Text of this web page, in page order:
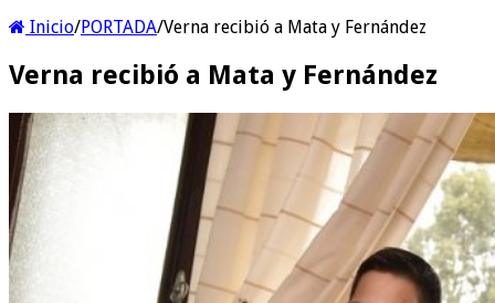
Inicio/PORTADA/Verna recibió a Mata y Fernández
Verna recibió a Mata y Fernández